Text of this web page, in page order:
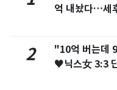
억 내놨다…세
2
"10억 버는데
♥닉스女 3:3